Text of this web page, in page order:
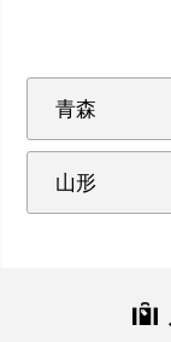
青森
山形